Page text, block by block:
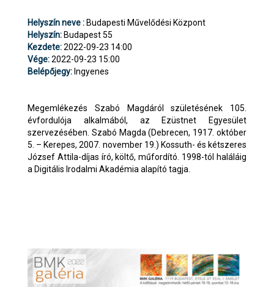
Helyszín neve : Budapesti Művelődési Központ
Helyszín: Budapest 55
Kezdete:2022-09-23 14:00
Vége:2022-09-23 15:00
Belépőjegy: Ingyenes
Megemlékezés Szabó Magdáról születésének 105.
évfordulója alkalmából, az Ezüstnet Egyesület
szervezésében. Szabó Magda (Debrecen, 1917. október
5. – Kerepes, 2007. november 19.) Kossuth- és kétszeres
József Attila-díjas író, költő, műfordító. 1998-tól haláláig
a Digitális Irodalmi Akadémia alapító tagja.